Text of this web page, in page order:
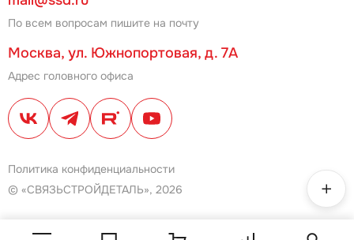
По всем вопросам пишите на почту
Москва, ул. Южнопортовая, д. 7А
Адрес головного офиса
Политика конфиденциальности
© «СВЯЗЬСТРОЙДЕТАЛЬ», 2026